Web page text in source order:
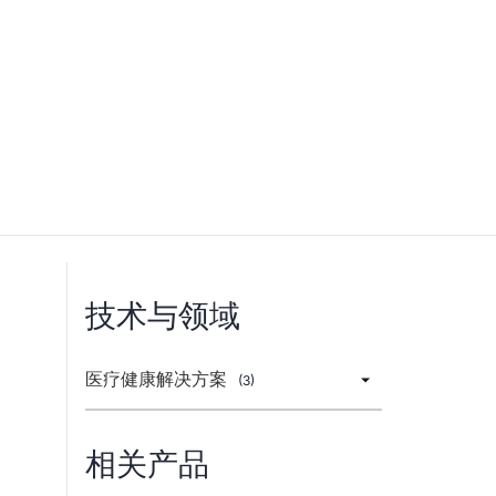
技术与领域
医疗健康解决方案 (3)
相关产品